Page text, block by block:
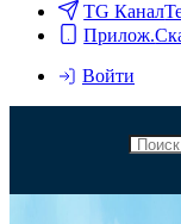
TG Канал
Прилож.
Войти